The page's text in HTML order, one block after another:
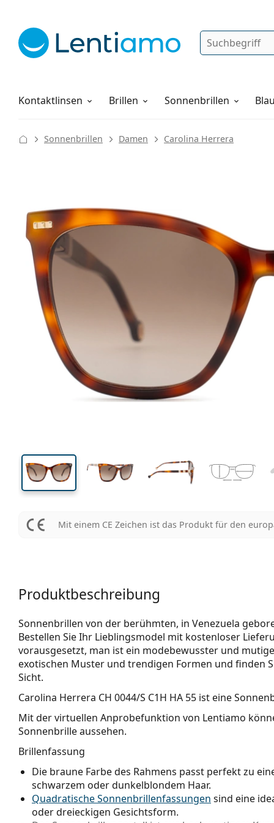
Suche
Kontaktlinsen
Pflegemittel Brillen Sonnenbrillen
Alles über den Einkauf
Sonnenbrillen Damen Carolina Herrera
128 mm
Brillenbreite
45 mm
Glashöhe Glasbreite
Glasbreite
Mit einem CE Zeichen ist das Produkt für den
Produktbeschreibung
Sonnenbrillen von der berühmten, in Venezuela
Bestellen Sie Ihr Lieblingsmodel mit kostenloser
vorausgesetzt, man ist ein modebewusster und
exotischen Muster und trendigen Formen und finden
Sicht.
Carolina Herrera CH 0044/S C1H HA 55 ist eine
Mit der virtuellen Anprobefunktion von Lentiamo
Sonnenbrille aussehen.
Brillenfassung
Die braune Farbe des Rahmens passt perfekt zu
schwarzem oder dunkelblondem Haar.
Quadratische Sonnenbrillenfassungen sind eine
oder dreieckigen Gesichtsform.